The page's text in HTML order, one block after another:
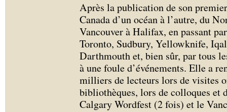
Après la publication de son
Canada d’un océan à l’autre, du
Vancouver à Halifax, en passant
Toronto, Sudbury, Yellowknife,
Darthmouth et, bien sûr, par tous
à une foule d’événements. Elle a
milliers de lecteurs lors de visites
bibliothèques, lors de colloques et
Calgary Wordfest (2 fois) et le